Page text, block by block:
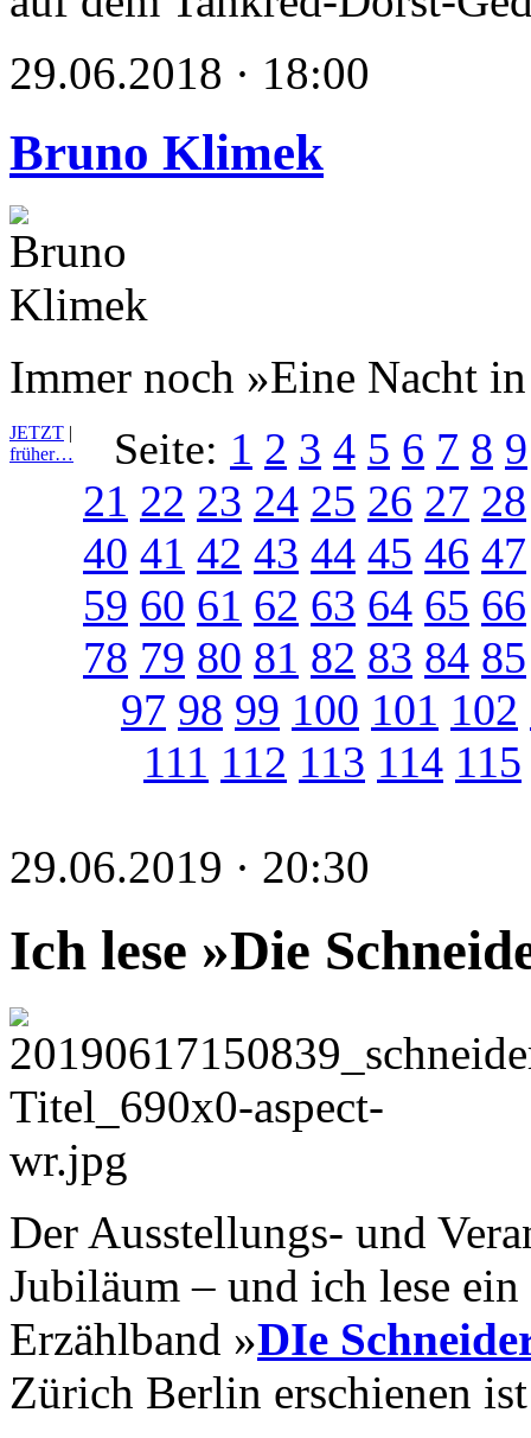
29.06.2018 · 18:00
Bruno Klimek
Immer noch »Eine Nacht
JETZT |
früher…
Seite: 1 2 3 4 5 6 7 8 9
21 22 23 24 25 26 27 28
40 41 42 43 44 45 46 47
59 60 61 62 63 64 65 66
78 79 80 81 82 83 84 85
97 98 99 100 101 102
111 112 113 114 115
29.06.2019 · 20:30
Ich lese »Die
Der Ausstellungs- und
Jubiläum – und ich lese ein
Erzählband »DIe
Zürich Berlin erschienen